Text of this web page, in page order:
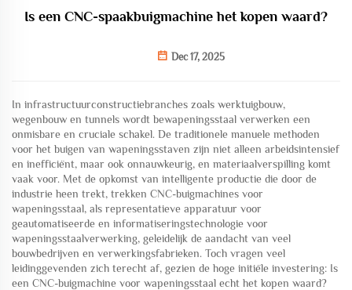
Is een CNC-spaakbuigmachine het kopen waard?
Dec 17, 2025
In infrastructuurconstructiebranches zoals werktuigbouw,
wegenbouw en tunnels wordt bewapeningsstaal verwerken een
onmisbare en cruciale schakel. De traditionele manuele methoden
voor het buigen van wapeningsstaven zijn niet alleen arbeidsintensief
en inefficiënt, maar ook onnauwkeurig, en materiaalverspilling komt
vaak voor. Met de opkomst van intelligente productie die door de
industrie heen trekt, trekken CNC-buigmachines voor
wapeningsstaal, als representatieve apparatuur voor
geautomatiseerde en informatiseringstechnologie voor
wapeningsstaalverwerking, geleidelijk de aandacht van veel
bouwbedrijven en verwerkingsfabrieken. Toch vragen veel
leidinggevenden zich terecht af, gezien de hoge initiële investering: Is
een CNC-buigmachine voor wapeningsstaal echt het kopen waard?